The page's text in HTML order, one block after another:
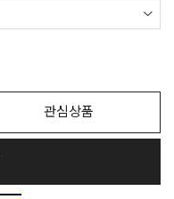
관심상품